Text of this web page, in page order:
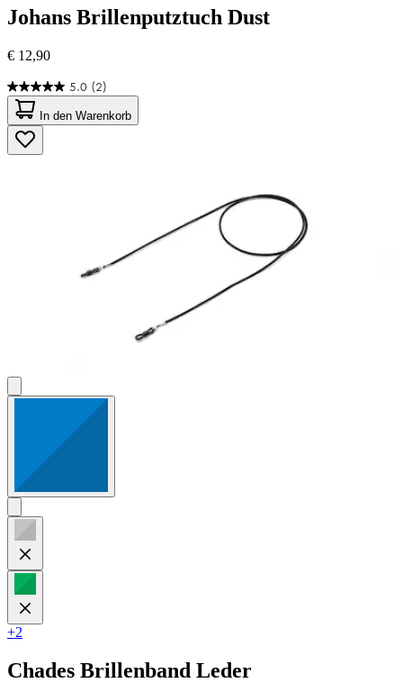
Johans Brillenputztuch Dust
€ 12,90
5.0 (2)
5.0
von
5
Sternen.
2
In den Warenkorb
+2
Chades Brillenband Leder